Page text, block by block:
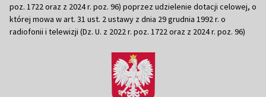
poz. 1722 oraz z 2024 r. poz. 96) poprzez udzielenie dotacji celowej, o
której mowa w art. 31 ust. 2 ustawy z dnia 29 grudnia 1992 r. o
radiofonii i telewizji (Dz. U. z 2022 r. poz. 1722 oraz z 2024 r. poz. 96)